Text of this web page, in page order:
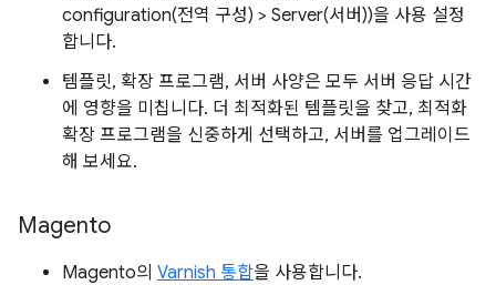
configuration(전역 구성) > Server(서버))을 사용 설정
합니다.
템플릿, 확장 프로그램, 서버 사양은 모두 서버 응답 시간
에 영향을 미칩니다. 더 최적화된 템플릿을 찾고, 최적화
확장 프로그램을 신중하게 선택하고, 서버를 업그레이드
해 보세요.
Magento
Magento의 Varnish 통합을 사용합니다.